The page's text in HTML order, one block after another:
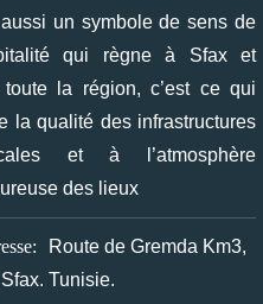
un symbole de sens de
qui règne à Sfax et
la région, c’est ce qui
la qualité des infrastructures
et à l’atmosphère
des lieux
Route de Gremda Km3,
Tunisie.